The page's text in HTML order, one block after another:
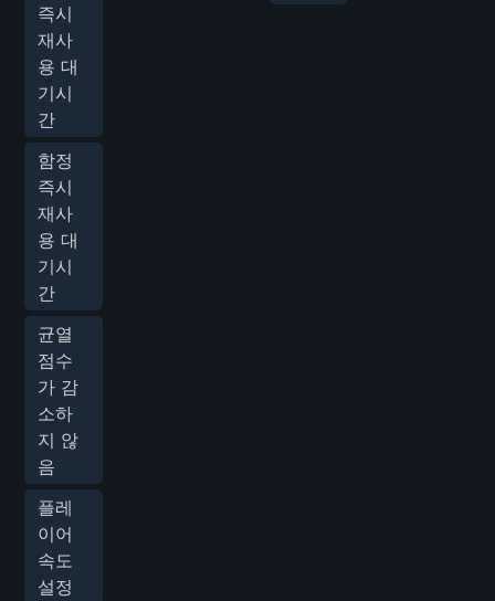
즉시
재사
용 대
기시
간
함정
즉시
재사
용 대
기시
간
균열
점수
가 감
소하
지 않
음
플레
이어
속도
설정